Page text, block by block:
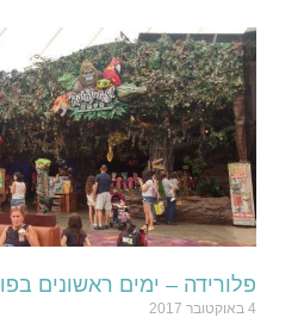
פלורידה – ימים ראשונים
4 באוקטובר 2017